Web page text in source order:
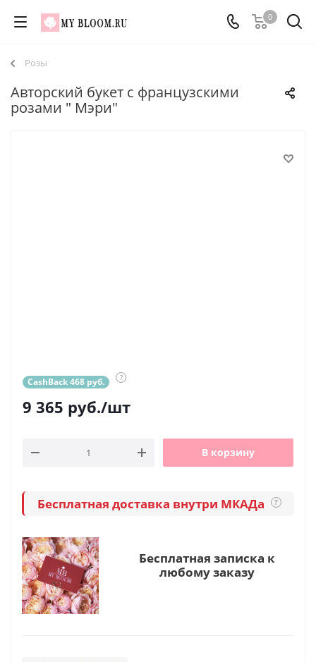
0
Розы
Авторский букет с французскими
розами " Мэри"
CashBack 468 руб. ?
9 365 руб./шт
В корзину
Бесплатная доставка внутри МКАДа ?
Бесплатная записка к
любому заказу